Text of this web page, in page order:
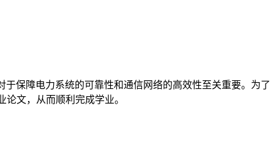
保障电力系统的可靠性和通信网络的高效性至关重要。为了
文，从而顺利完成学业。